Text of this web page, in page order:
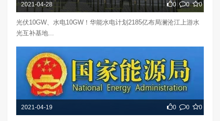
2021-04-28 0 0 0
光伏10GW、水电10GW！华能水电计划2185亿布局澜沧江上游水
光互补基地...
2021-04-19 0 0 0